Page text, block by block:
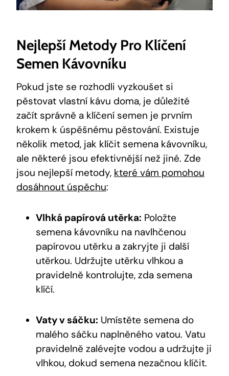
Nejlepší Metody Pro Klíčení
Semen Kávovníku
Pokud jste se rozhodli vyzkoušet si
pěstovat vlastní kávu doma, je důležité
začít správně a klíčení semen je prvním
krokem k úspěšnému pěstování. Existuje
několik metod, jak klíčit semena kávovníku,
ale některé jsou efektivnější než jiné. Zde
jsou nejlepší metody, které vám pomohou
dosáhnout úspěchu:
Vlhká papírová utěrka: Položte
semena kávovníku na navlhčenou
papírovou utěrku a zakryjte ji další
utěrkou. Udržujte utěrku vlhkou a
pravidelně kontrolujte, zda semena
klíčí.
Vaty v sáčku: Umístěte semena do
malého sáčku naplněného vatou. Vatu
pravidelně zalévejte vodou a udržujte ji
vlhkou, dokud semena nezačnou klíčit.